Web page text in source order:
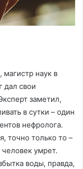
наук в
дал свои
заметил,
в сутки – один
нефролога.
точно только то –
умрет.
воды, правда,